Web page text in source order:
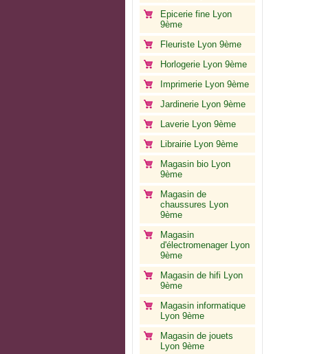
Epicerie fine Lyon
9ème
Fleuriste Lyon 9ème
Horlogerie Lyon 9ème
Imprimerie Lyon 9ème
Jardinerie Lyon 9ème
Laverie Lyon 9ème
Librairie Lyon 9ème
Magasin bio Lyon
9ème
Magasin de
chaussures Lyon
9ème
Magasin
d'électromenager Lyon
9ème
Magasin de hifi Lyon
9ème
Magasin informatique
Lyon 9ème
Magasin de jouets
Lyon 9ème